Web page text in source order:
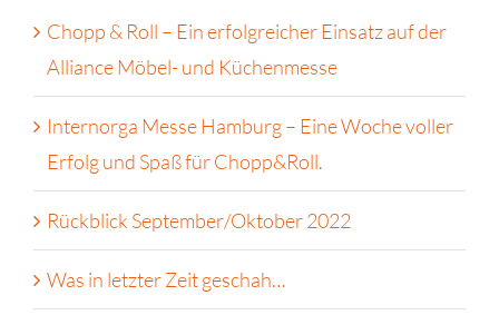
Chopp & Roll – Ein erfolgreicher Einsatz auf der
Alliance Möbel- und Küchenmesse
Internorga Messe Hamburg – Eine Woche voller
Erfolg und Spaß für Chopp&Roll.
Rückblick September/Oktober 2022
Was in letzter Zeit geschah…